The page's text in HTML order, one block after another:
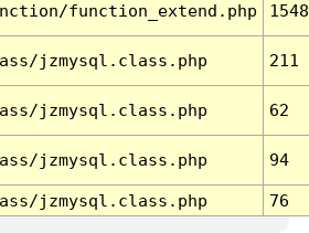
function_extend.php 1548
jzmysql.class.php 211
jzmysql.class.php 62
jzmysql.class.php 94
jzmysql.class.php 76